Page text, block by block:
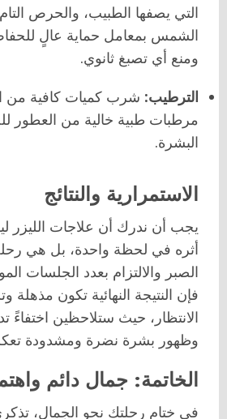
التي يصفها الطبيب، والحرص
الشمس بمعامل حماية عالٍ
ومنع أي تصبغ ثانوي.
الترطيب: شرب كميات كافية من
مرطبات طبية خالية من العطور
البشرة.
الاستمرارية والنتائج
يجب أن ندرك أن علاجات الليزر
أثره في لحظة واحدة، بل هي
الصبر والالتزام بعدد الجلسات
فإن النتيجة النهائية تكون مذهلة
الانتظار، حيث ستلاحظين اختفاءً
وظهور بشرة نضرة ومشدودة
الخاتمة: جمال دائم
في ختام رحلتك نحو الجمال،